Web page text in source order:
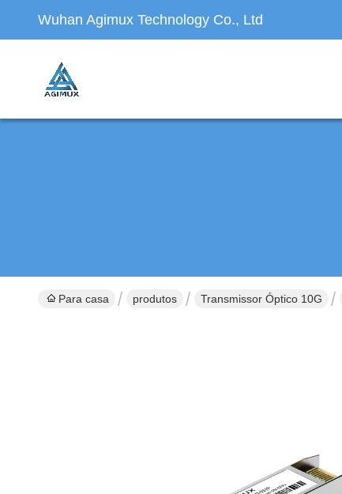
Wuhan Agimux Technology Co., Ltd
Para casa produtos Transmissor Óptico 10G